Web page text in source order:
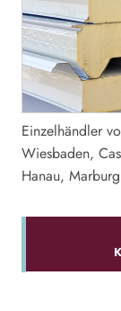
Einzelhändler
Wiesbaden,
Hanau,